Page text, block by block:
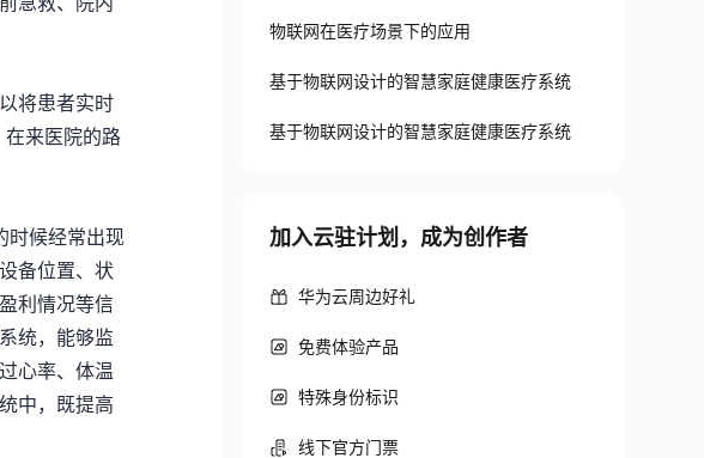
将患者实时
来医院的路
时候经常出现
备位置、状
利情况等信
统，能够监
心率、体温
中，既提高
物联网在医疗场景下的应用
基于物联网设计的智慧家庭健康医疗系统
基于物联网设计的智慧家庭健康医疗系统
加入云驻计划，成为创作者
华为云周边好礼
免费体验产品
特殊身份标识
线下官方门票